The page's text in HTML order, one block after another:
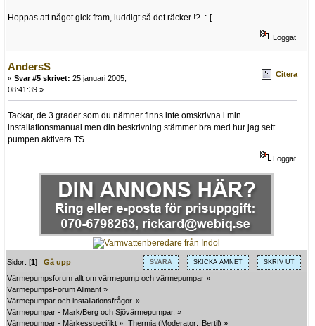
Hoppas att något gick fram, luddigt så det räcker !? :-[
Loggat
AndersS
« Svar #5 skrivet: 25 januari 2005,
08:41:39 »
Citera
Tackar, de 3 grader som du nämner finns inte omskrivna i min
installationsmanual men din beskrivning stämmer bra med hur jag sett
pumpen aktivera TS.
Loggat
SVARA SKICKA ÄMNET SKRIV UT
Sidor: [1]Gå upp
Värmepumpsforum allt om värmepump och värmepumpar »
VärmepumpsForum Allmänt »
Värmepumpar och installationsfrågor. »
Värmepumpar - Mark/Berg och Sjövärmepumpar. »
Värmepumpar - Märkesspecifikt » Thermia (Moderator: Bertil) »